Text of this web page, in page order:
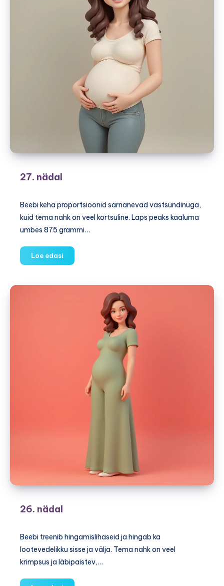
27. nädal
Beebi keha proportsioonid sarnanevad vastsündinuga,
kuid tema nahk on veel kortsuline. Laps peaks kaaluma
umbes 875 grammi…
Loe edasi
nädal
26. nädal
Beebi treenib hingamislihaseid ja hingab ka
lootevedelikku sisse ja välja. Tema nahk on veel
krimpsus ja läbipaistev,…